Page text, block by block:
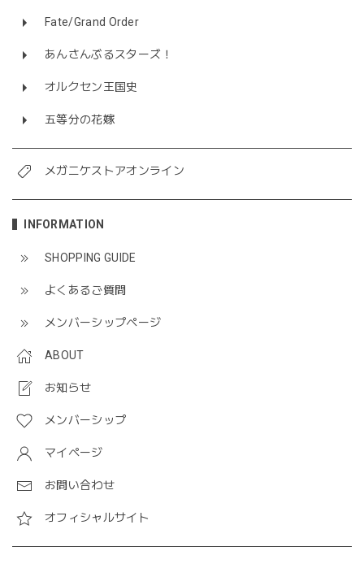
Fate/Grand Order
あんさんぶるスターズ！
オルクセン王国史
五等分の花嫁
メガニケストアオンライン
INFORMATION
SHOPPING GUIDE
よくあるご質問
メンバーシップページ
ABOUT
お知らせ
メンバーシップ
マイページ
お問い合わせ
オフィシャルサイト